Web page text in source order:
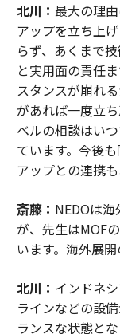
北川： 最大の理
アップを立ち上
らず、あくまで
と実用面の責任
スタンスが崩れ
があれば一度立
ベルの相談はい
ています。今後
アップとの連携
斎藤： NEDOは
が、先生はMOF
います。海外展
北川： インドネ
ラインなどの設
ランスな状態と